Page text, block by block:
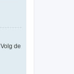
. Volg de